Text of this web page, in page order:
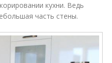
кухни. Ведь
часть стены.